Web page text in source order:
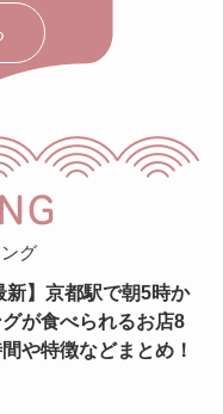
グ
新】京都駅で朝5時か
が食べられるお店8
や特徴などまとめ！